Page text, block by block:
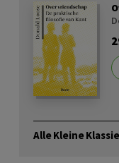
Alle Kleine